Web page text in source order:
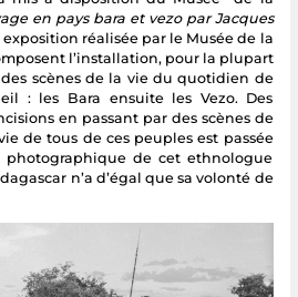
en pays bara et vezo par Jacques
réalisée par le Musée de la
l’installation, pour la plupart
scènes de la vie du quotidien de
: les Bara ensuite les Vezo. Des
en passant par des scènes de
de tous de ces peuples est passée
photographique de cet ethnologue
n’a d’égal que sa volonté de